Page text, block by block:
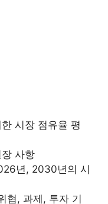
시장 점유율 평
사항
년, 2030년의 시
협, 과제, 투자 기